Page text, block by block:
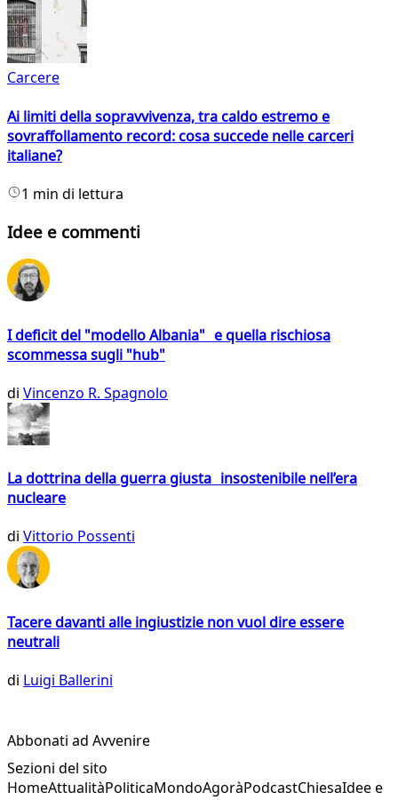
Carcere
Ai limiti della sopravvivenza, tra caldo estremo e
sovraffollamento record: cosa succede nelle carceri
italiane?
1 min di lettura
Idee e commenti
I deficit del "modello Albania" e quella rischiosa
scommessa sugli "hub"
di Vincenzo R. Spagnolo
La dottrina della guerra giusta insostenibile nell’era
nucleare
di Vittorio Possenti
Tacere davanti alle ingiustizie non vuol dire essere
neutrali
di Luigi Ballerini
Abbonati ad Avvenire
Sezioni del sito
HomeAttualitàPoliticaMondoAgoràPodcastChiesaIdee e